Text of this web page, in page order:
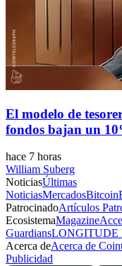
El modelo de
fondos bajan un
hace 7 horas
William Suberg
NoticiasÚltimas
NoticiasMercadosBitcoin
PatrocinadoArtículos
EcosistemaMagazine
GuardiansLONGITUDE
Acerca deAcerca de
Publicidad